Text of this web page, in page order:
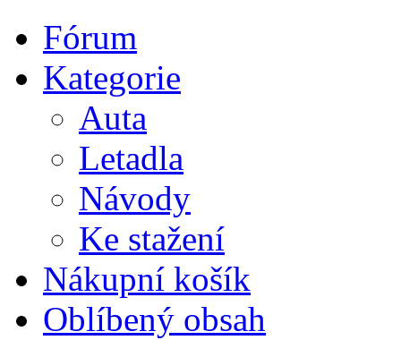
Fórum
Kategorie
Auta
Letadla
Návody
Ke stažení
Nákupní košík
Oblíbený obsah